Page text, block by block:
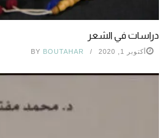
دراسات في الشعر
أكتوبر 1, 2020 BY BOUTAHAR